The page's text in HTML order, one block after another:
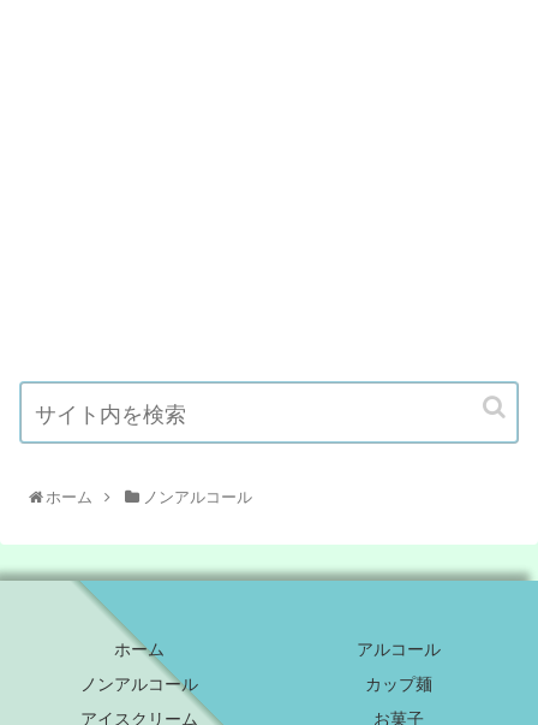
ホーム ノンアルコール
ホーム
アルコール
ノンアルコール
カップ麺
アイスクリーム
お菓子